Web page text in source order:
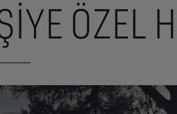
ÖZEL